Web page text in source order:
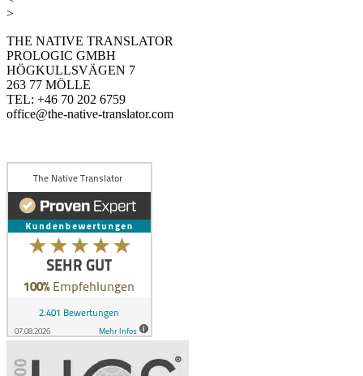
>
THE NATIVE TRANSLATOR
PROLOGIC GMBH
HÖGKULLSVÄGEN 7
263 77 MÖLLE
TEL: +46 70 202 6759
office@the-native-translator.com